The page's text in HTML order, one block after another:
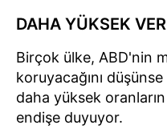
DAHA YÜKSEK
Birçok ülke, ABD'nin
koruyacağını
daha yüksek
endişe duyuyor.